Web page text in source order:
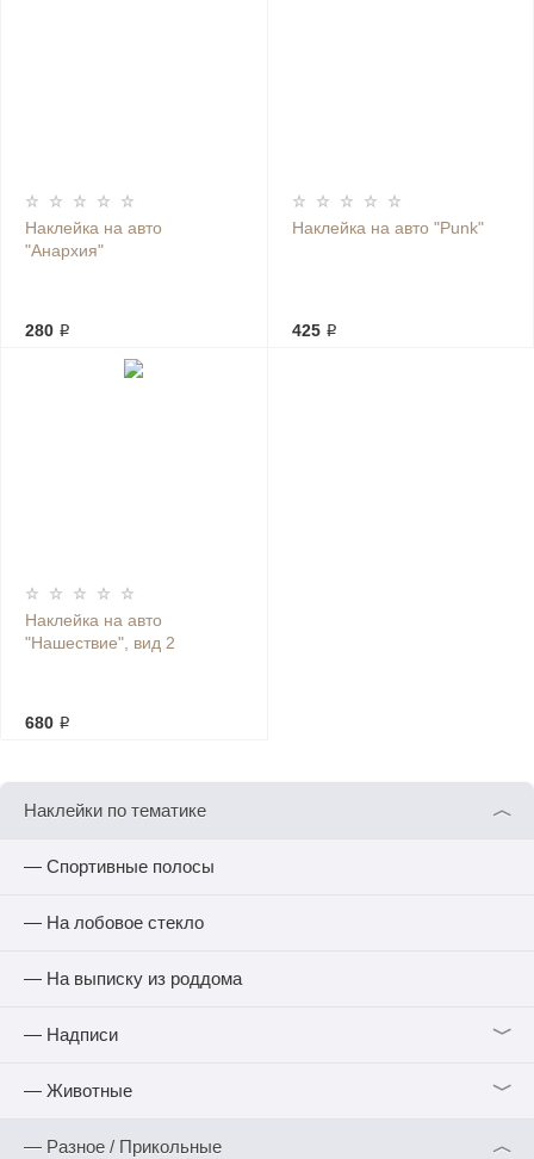
Наклейка на авто
"Анархия"
280 ₽
Наклейка на авто "Punk"
425 ₽
Наклейка на авто
"Нашествие", вид 2
680 ₽
Наклейки по тематике ︿
— Спортивные полосы
— На лобовое стекло
— На выписку из роддома
— Надписи ﹀
— Животные ﹀
— Разное / Прикольные ︿